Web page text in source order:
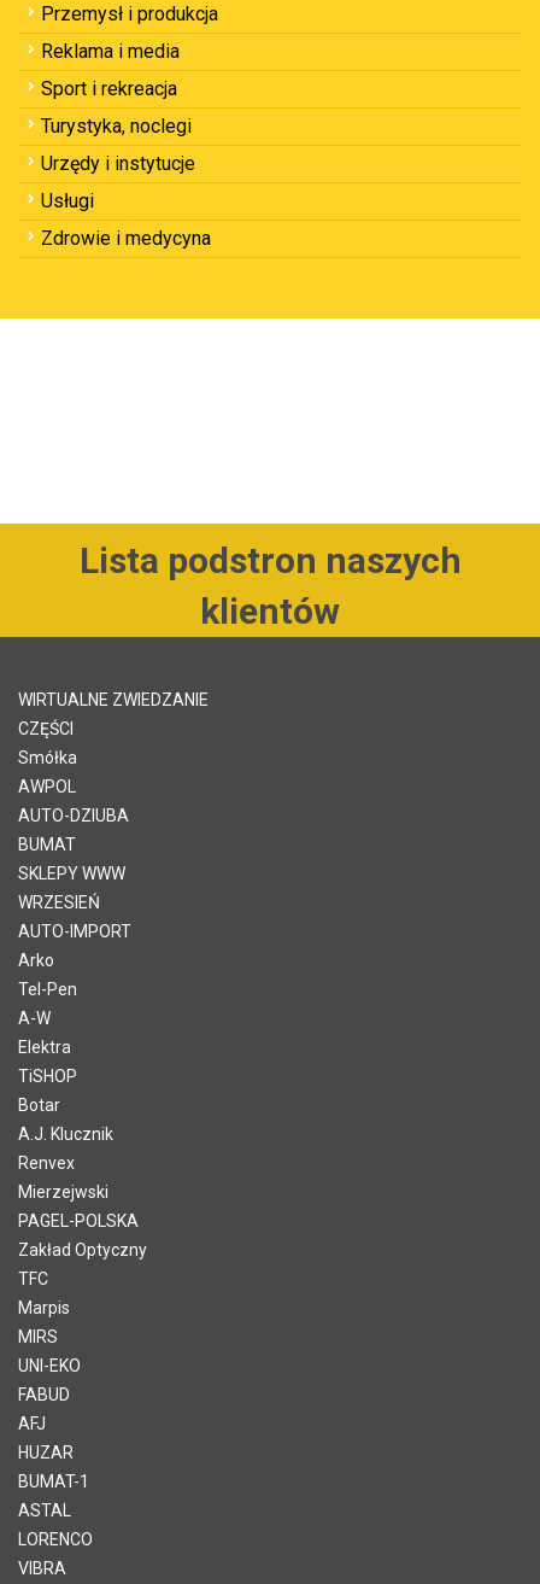
Przemysł i produkcja
Reklama i media
Sport i rekreacja
Turystyka, noclegi
Urzędy i instytucje
Usługi
Zdrowie i medycyna
Lista podstron naszych
klientów
WIRTUALNE ZWIEDZANIE
CZĘŚCI
Smółka
AWPOL
AUTO-DZIUBA
BUMAT
SKLEPY WWW
WRZESIEŃ
AUTO-IMPORT
Arko
Tel-Pen
A-W
Elektra
TiSHOP
Botar
A.J. Klucznik
Renvex
Mierzejwski
PAGEL-POLSKA
Zakład Optyczny
TFC
Marpis
MIRS
UNI-EKO
FABUD
AFJ
HUZAR
BUMAT-1
ASTAL
LORENCO
VIBRA